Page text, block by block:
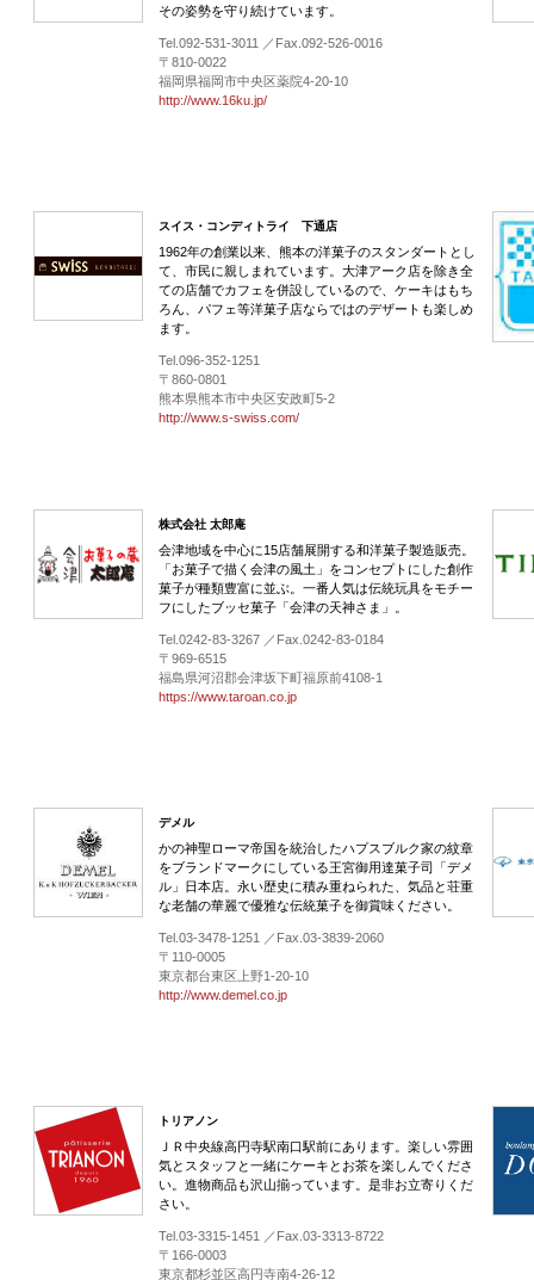
その姿勢を守り続けています。
Tel.092-531-3011 ／Fax.092-526-0016
〒810-0022
福岡県福岡市中央区薬院4-20-10
http://www.16ku.jp/
スイス・コンディトライ 下通店
1962年の創業以来、熊本の洋菓子のスタンダートとし
て、市民に親しまれています。大津アーク店を除き全
ての店舗でカフェを併設しているので、ケーキはもち
ろん、パフェ等洋菓子店ならではのデザートも楽しめ
ます。
Tel.096-352-1251
〒860-0801
熊本県熊本市中央区安政町5-2
http://www.s-swiss.com/
株式会社 太郎庵
会津地域を中心に15店舗展開する和洋菓子製造販売。
「お菓子で描く会津の風土」をコンセプトにした創作
菓子が種類豊富に並ぶ。一番人気は伝統玩具をモチー
フにしたブッセ菓子「会津の天神さま」。
Tel.0242-83-3267 ／Fax.0242-83-0184
〒969-6515
福島県河沼郡会津坂下町福原前4108-1
https://www.taroan.co.jp
デメル
かの神聖ローマ帝国を統治したハプスブルク家の紋章
をブランドマークにしている王宮御用達菓子司「デメ
ル」日本店。永い歴史に積み重ねられた、気品と荘重
な老舗の華麗で優雅な伝統菓子を御賞味ください。
Tel.03-3478-1251 ／Fax.03-3839-2060
〒110-0005
東京都台東区上野1-20-10
http://www.demel.co.jp
トリアノン
ＪＲ中央線高円寺駅南口駅前にあります。楽しい雰囲
気とスタッフと一緒にケーキとお茶を楽しんでくださ
い。進物商品も沢山揃っています。是非お立寄りくだ
さい。
Tel.03-3315-1451 ／Fax.03-3313-8722
〒166-0003
東京都杉並区高円寺南4-26-12